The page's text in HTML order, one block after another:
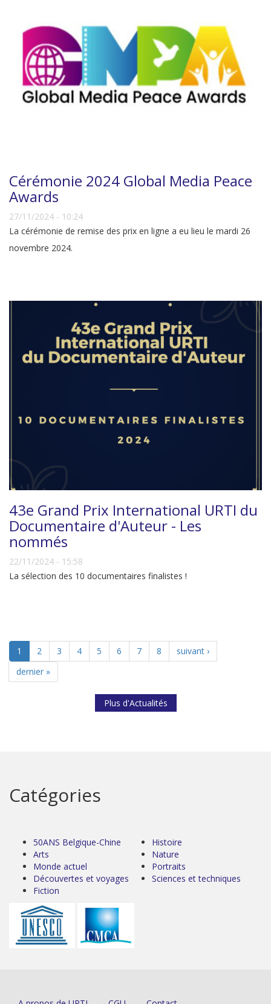
Cérémonie 2024 Global Media Peace
Awards
27/11/2024 - 10:24
La cérémonie de remise des prix en ligne a eu lieu le mardi 26
novembre 2024.
43e Grand Prix International URTI du
Documentaire d'Auteur - Les
nommés
22/11/2024 - 15:58
La sélection des 10 documentaires finalistes !
1 2 3 4 5 6 7 8
suivant ›
dernier »
Plus d'Actualités
Catégories
50ANS Belgique-Chine
Arts
Monde actuel
Découvertes et voyages
Fiction
Histoire
Nature
Portraits
Sciences et techniques